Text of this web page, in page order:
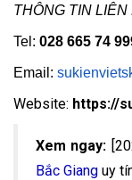
THÔNG TIN LIÊN
Tel: 028 665 74
Email:
Website: https://
Xem ngay:
Bắc Giang uy